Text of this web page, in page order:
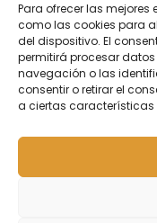
Para ofrecer las
como las cookies para
del dispositivo. El
permitirá procesar
navegación o las
consentir o retirar el
a ciertas características